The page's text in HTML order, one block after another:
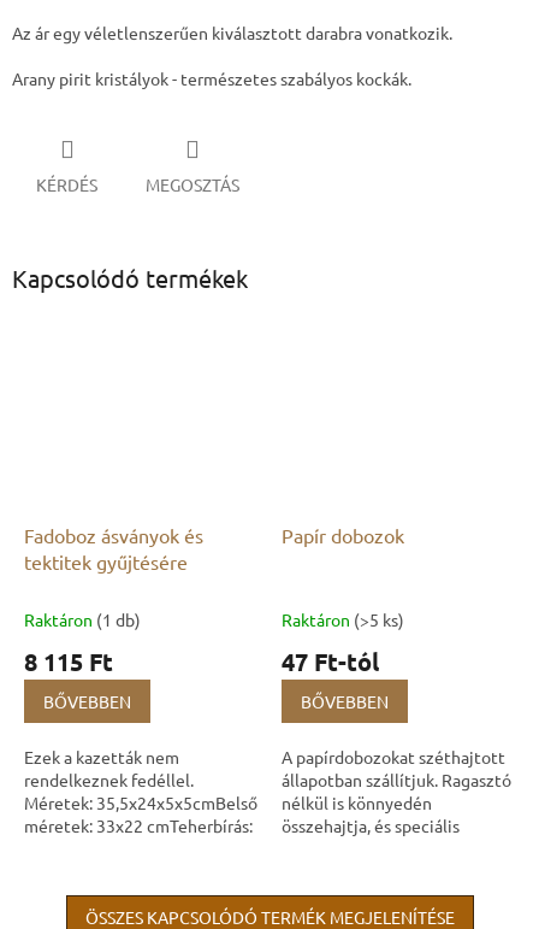
Az ár egy véletlenszerűen kiválasztott darabra vonatkozik.
Arany pirit kristályok - természetes szabályos kockák.
KÉRDÉS MEGOSZTÁS
Kapcsolódó termékek
Fadoboz ásványok és
tektitek gyűjtésére
Raktáron (1 db)
8 115 Ft
BŐVEBBEN
Ezek a kazetták nem
rendelkeznek fedéllel.
Méretek: 35,5x24x5x5cmBelső
méretek: 33x22 cmTeherbírás:
10x11 cmRekeszek száma:...
Papír dobozok
Raktáron (>5 ks)
47 Ft-tól
BŐVEBBEN
A papírdobozokat széthajtott
állapotban szállítjuk. Ragasztó
nélkül is könnyedén
összehajtja, és speciális
maguktól...
ÖSSZES KAPCSOLÓDÓ TERMÉK MEGJELENÍTÉSE